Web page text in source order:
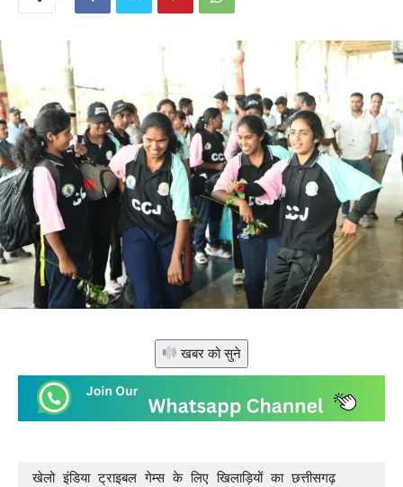
खबर को सुने
खेलो इंडिया ट्राइबल गेम्स के लिए खिलाड़ियों का छत्तीसगढ़